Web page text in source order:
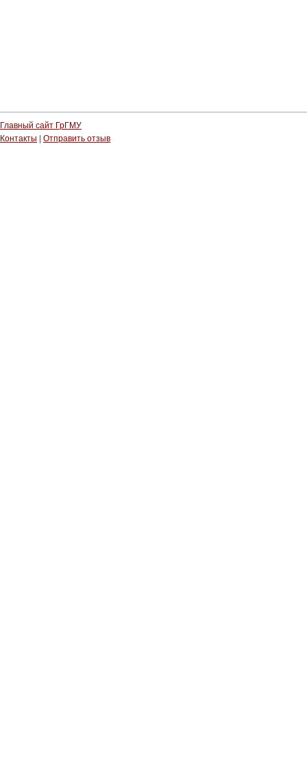
Главный сайт ГрГМУ
Контакты
Отправить отзыв